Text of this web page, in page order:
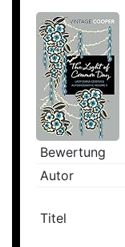
Bewertung
Autor
Titel